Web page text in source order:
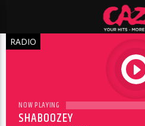
RADIO
play
NOW PLAYING
SHABOOZEY